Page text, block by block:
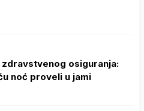
zdravstvenog osiguranja:
noć proveli u jami